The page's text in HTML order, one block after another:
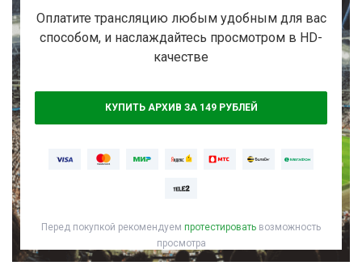
Активировать промокод
Оплатите трансляцию любым удобным для вас
способом, и наслаждайтесь просмотром в HD-
качестве
КУПИТЬ АРХИВ ЗА 149 РУБЛЕЙ
Перед покупкой рекомендуем протестировать возможность
просмотра